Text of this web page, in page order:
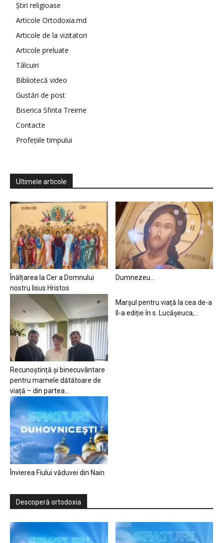
Știri religioase
Articole Ortodoxia.md
Articole de la vizitatori
Articole preluate
Tâlcuiri
Bibliotecă video
Gustări de post
Biserica Sfinta Treime
Contacte
Profețiile timpului
Ultimele articole
Înălțarea la Cer a Domnului
nostru Iisus Hristos
Dumnezeu…
Recunoștință și binecuvântare
pentru mamele dătătoare de
viață – din partea...
Marșul pentru viață la cea de-a
II-a ediție în s. Lucășeuca,...
Învierea Fiului văduvei din Nain
Descoperă ortodoxia